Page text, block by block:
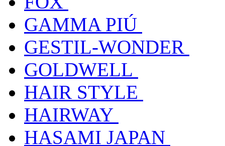
GAMMA PIÚ
GESTIL-WONDER
GOLDWELL
HAIR STYLE
HAIRWAY
HASAMI JAPAN